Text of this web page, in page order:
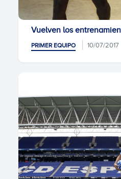
Vuelven los
PRIMER EQUIPO 10/07/2017